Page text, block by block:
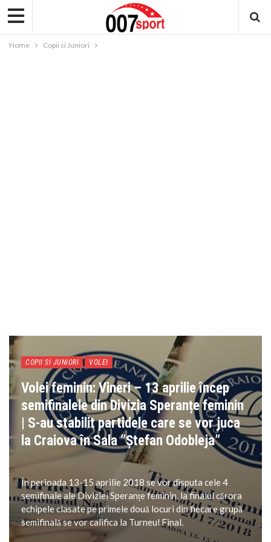
Home Copii si Juniori
COPII SI JUNIORI VOLEI
Volei feminin: Vineri – 13 aprilie încep
semifinalele din Divizia Speranțe feminin
| S-au stabilit partidele care se vor juca
la Craiova în Sala ”Ștefan Odobleja”
În perioada 13-15 aprilie 2018 se vor disputa cele 4
semifinale ale Diviziei Speranțe feminin, la finalul cărora
echipele clasate pe primele două locuri din fiecare grupă
semifinală se vor califica la Turneul Final.